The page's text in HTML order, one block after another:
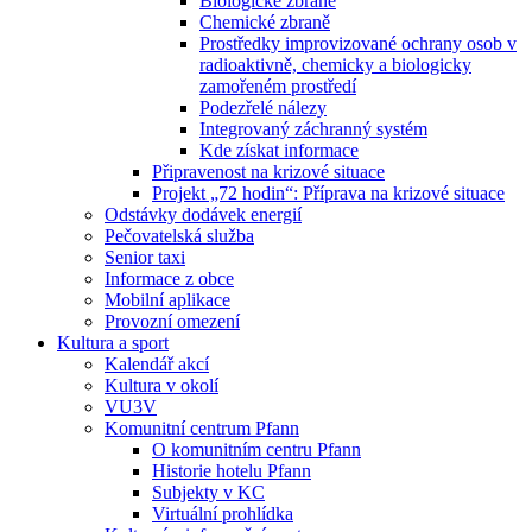
Chemické zbraně
Prostředky improvizované ochrany osob v
radioaktivně, chemicky a biologicky
zamořeném prostředí
Podezřelé nálezy
Integrovaný záchranný systém
Kde získat informace
Připravenost na krizové situace
Projekt „72 hodin“: Příprava na krizové situace
Odstávky dodávek energií
Pečovatelská služba
Senior taxi
Informace z obce
Mobilní aplikace
Provozní omezení
Kultura a sport
Kalendář akcí
Kultura v okolí
VU3V
Komunitní centrum Pfann
O komunitním centru Pfann
Historie hotelu Pfann
Subjekty v KC
Virtuální prohlídka